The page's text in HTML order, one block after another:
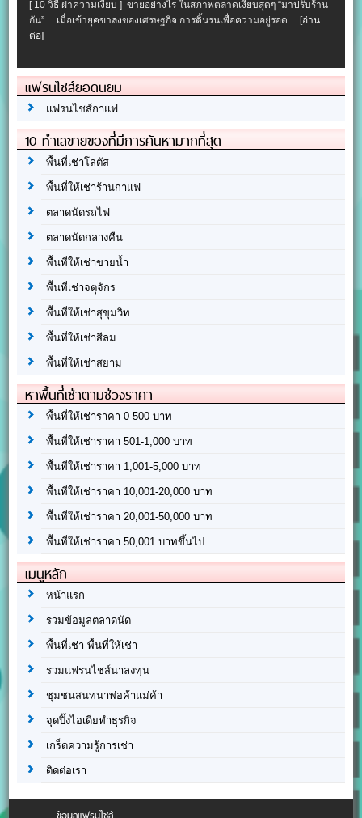
[ 10 วิธี ฝ่าความเงียบ ] ขายอย่างไร ในสภาพตลาดเงียบสุดๆ “มาปรับร้าน
กัน” เมื่อเข้ายุคขาลงของเศรษฐกิจ การดิ้นรนเพื่อความอยู่รอด…[อ่าน
ต่อ]
แฟรนไชส์ยอดนิยม
แฟรนไชส์กาแฟ
10 ทำเลขายของที่มีการค้นหามากที่สุด
พื้นที่เช่าโลตัส
พื้นที่ให้เช่าร้านกาแฟ
ตลาดนัดรถไฟ
ตลาดนัดกลางคืน
พื้นที่ให้เช่าขายน้ำ
พื้นที่เช่าจตุจักร
พื้นที่ให้เช่าสุขุมวิท
พื้นที่ให้เช่าสีลม
พื้นที่ให้เช่าสยาม
หาพื้นที่เช่าตามช่วงราคา
พื้นที่ให้เช่าราคา 0-500 บาท
พื้นที่ให้เช่าราคา 501-1,000 บาท
พื้นที่ให้เช่าราคา 1,001-5,000 บาท
พื้นที่ให้เช่าราคา 10,001-20,000 บาท
พื้นที่ให้เช่าราคา 20,001-50,000 บาท
พื้นที่ให้เช่าราคา 50,001 บาทขึ้นไป
เมนูหลัก
หน้าแรก
รวมข้อมูลตลาดนัด
พื้นที่เช่า พื้นที่ให้เช่า
รวมแฟรนไชส์น่าลงทุน
ชุมชนสนทนาพ่อค้าแม่ค้า
จุดปิ๊งไอเดียทำธุรกิจ
เกร็ดความรู้การเช่า
ติดต่อเรา